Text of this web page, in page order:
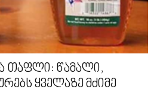
თაფლი: წამალი,
ყველაზე მძიმე